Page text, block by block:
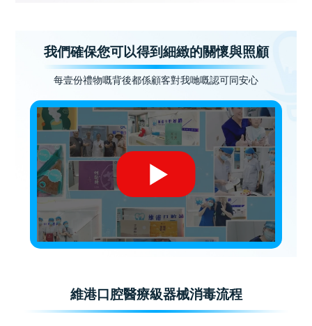
我們確保您可以得到細緻的關懷與照顧
每壹份禮物嘅背後都係顧客對我哋嘅認可同安心
維港口腔醫療級器械消毒流程